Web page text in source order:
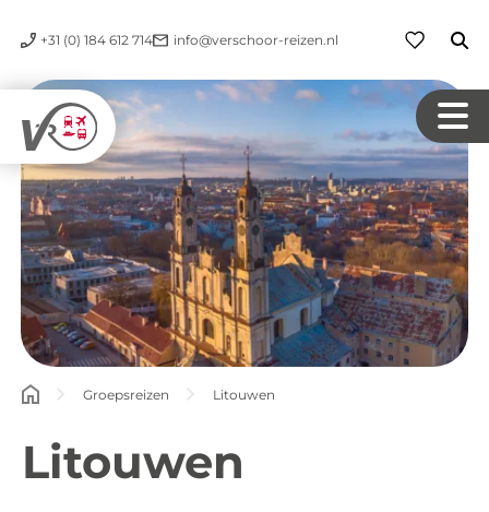
+31 (0) 184 612 714 info@verschoor-reizen.nl
Groepsreizen Litouwen
Litouwen